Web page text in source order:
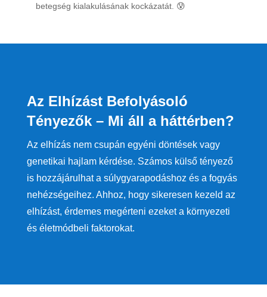
betegség kialakulásának kockázatát. 😰
Az Elhízást Befolyásoló
Tényezők – Mi áll a háttérben?
Az elhízás nem csupán egyéni döntések vagy
genetikai hajlam kérdése. Számos külső tényező
is hozzájárulhat a súlygyarapodáshoz és a fogyás
nehézségeihez. Ahhoz, hogy sikeresen kezeld az
elhízást, érdemes megérteni ezeket a környezeti
és életmódbeli faktorokat.